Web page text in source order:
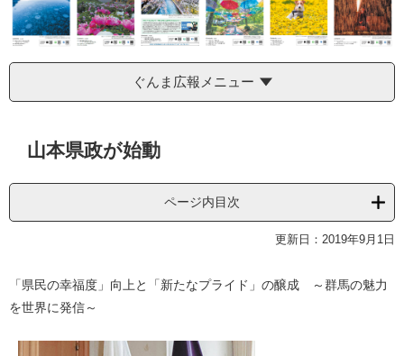
ぐんま広報メニュー
山本県政が始動
ページ内目次
更新日：2019年9月1日
「県民の幸福度」向上と「新たなプライド」の醸成 ～群馬の魅力
を世界に発信～